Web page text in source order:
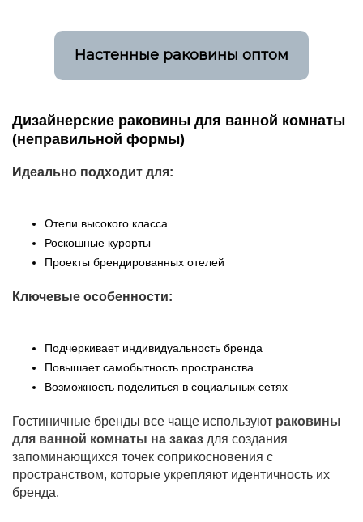
Настенные раковины оптом
Дизайнерские раковины для ванной комнаты
(неправильной формы)
Идеально подходит для:
Отели высокого класса
Роскошные курорты
Проекты брендированных отелей
Ключевые особенности:
Подчеркивает индивидуальность бренда
Повышает самобытность пространства
Возможность поделиться в социальных сетях
Гостиничные бренды все чаще используют раковины
для ванной комнаты на заказ для создания
запоминающихся точек соприкосновения с
пространством, которые укрепляют идентичность их
бренда.